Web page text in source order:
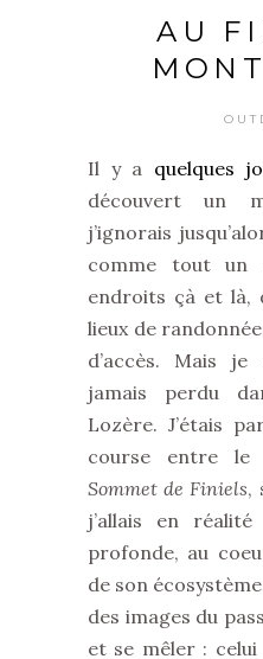
AU
Il y a quelques
découvert un
j’ignorais
comme tout un
endroits çà et là,
lieux de
d’accès. Mais je
jamais perdu
Lozère. J’étais
course entre le
Sommet de Finiels,
j’allais en
profonde, au
de son
des images du
et se mêler :